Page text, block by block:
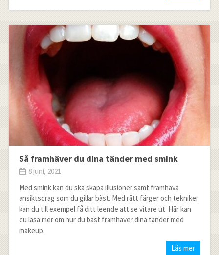
Så framhäver du dina tänder med smink
8 juni, 2021
Med smink kan du ska skapa illusioner samt framhäva
ansiktsdrag som du gillar bäst. Med rätt färger och tekniker
kan du till exempel få ditt leende att se vitare ut. Här kan
du läsa mer om hur du bäst framhäver dina tänder med
makeup.
Läs mer